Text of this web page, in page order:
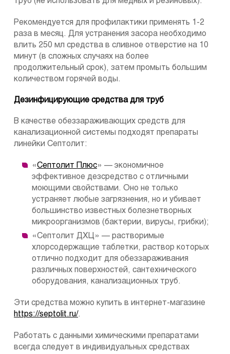
Рекомендуется для профилактики применять 1-2
раза в месяц. Для устранения засора необходимо
влить 250 мл средства в сливное отверстие на 10
минут (в сложных случаях на более
продолжительный срок), затем промыть большим
количеством горячей воды.
Дезинфицирующие средства для труб
В качестве обеззараживающих средств для
канализационной системы подходят препараты
линейки Септолит:
«Септолит Плюс» — экономичное
эффективное дезсредство с отличными
моющими свойствами. Оно не только
устраняет любые загрязнения, но и убивает
большинство известных болезнетворных
микроорганизмов (бактерии, вирусы, грибки);
«Септолит ДХЦ» — растворимые
хлорсодержащие таблетки, раствор которых
отлично подходит для обеззараживания
различных поверхностей, сантехнического
оборудования, канализационных труб.
Эти средства можно купить в интернет-магазине
https://septolit.ru/.
Работать с данными химическими препаратами
всегда следует в индивидуальных средствах